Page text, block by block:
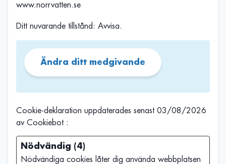
www.norrvatten.se
Ditt nuvarande tillstånd: Avvisa.
Ändra ditt medgivande
Cookie-deklaration uppdaterades senast 03/08/2026
av Cookiebot :
Nödvändig (4)
Nödvändiga cookies låter dig använda webbplatsen